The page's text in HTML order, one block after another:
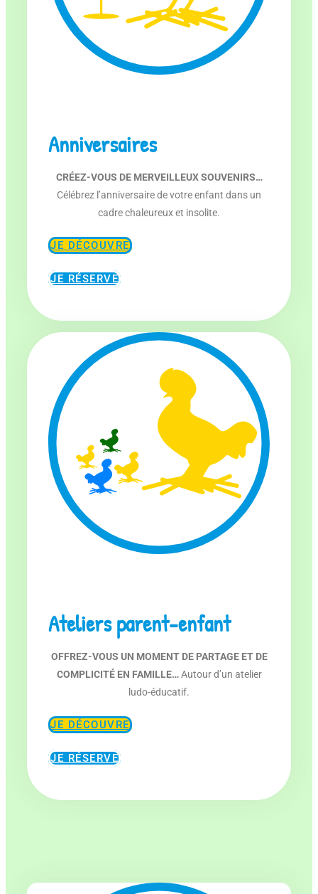
Anniversaires
CRÉEZ-VOUS DE MERVEILLEUX SOUVENIRS…
Célébrez l’anniversaire de votre enfant dans un
cadre chaleureux et insolite.
JE DÉCOUVRE
JE RÉSERVE
Ateliers parent-enfant
OFFREZ-VOUS UN MOMENT DE PARTAGE ET DE
COMPLICITÉ EN FAMILLE…Autour d’un atelier
ludo-éducatif.
JE DÉCOUVRE
JE RÉSERVE